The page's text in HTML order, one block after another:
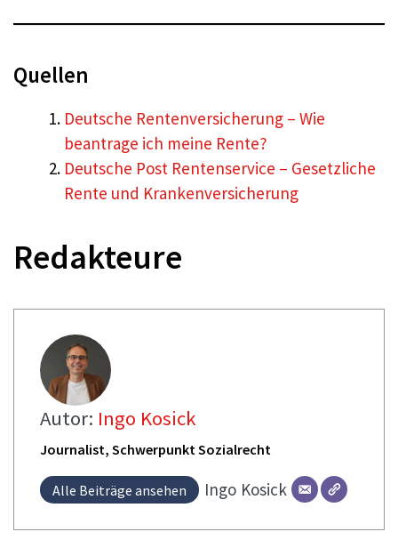
Quellen
Deutsche Rentenversicherung – Wie
beantrage ich meine Rente?
Deutsche Post Rentenservice – Gesetzliche
Rente und Krankenversicherung
Redakteure
Autor: Ingo Kosick
Journalist, Schwerpunkt Sozialrecht
Alle Beiträge ansehen Ingo Kosick